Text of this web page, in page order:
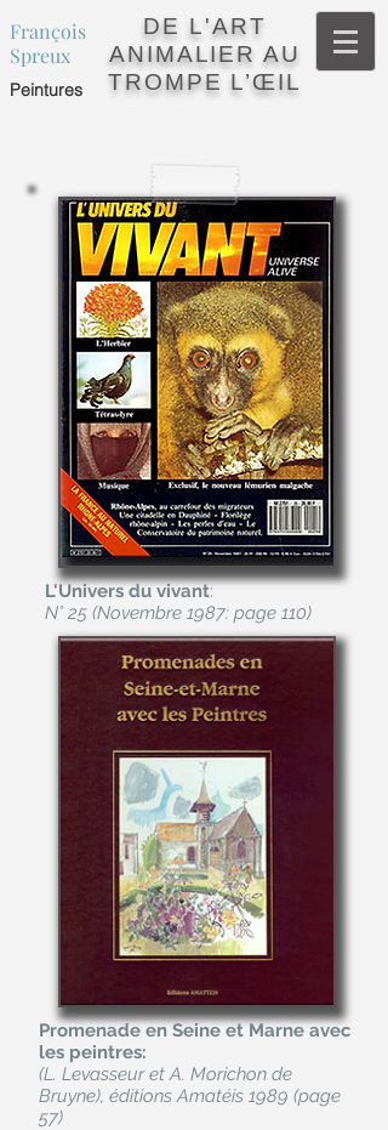
Peintures
François
Spreux
DE L'ART
ANIMALIER AU
TROMPE L’ŒIL
L'Univers du vivant:
N° 25 (Novembre 1987: page 110)
Promenade en Seine et Marne avec
les peintres:
(L. Levasseur et A. Morichon de
Bruyne), éditions Amatéis 1989 (page
57)